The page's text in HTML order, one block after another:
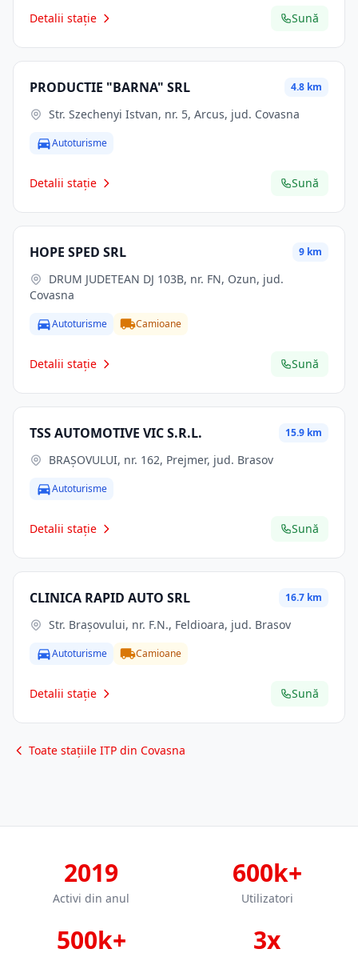
Detalii stație Sună
PRODUCTIE "BARNA" SRL 4.8 km
Str. Szechenyi Istvan, nr. 5, Arcus, jud. Covasna
Autoturisme
Detalii stație Sună
HOPE SPED SRL 9 km
Covasna
Autoturisme Camioane
Detalii stație Sună
TSS AUTOMOTIVE VIC S.R.L. 15.9 km
BRAŞOVULUI, nr. 162, Prejmer, jud. Brasov
Autoturisme
Detalii stație Sună
CLINICA RAPID AUTO SRL 16.7 km
Str. Braşovului, nr. F.N., Feldioara, jud. Brasov
Autoturisme Camioane
Detalii stație Sună
Toate stațiile ITP din Covasna
2019
Activi din anul
600k+
Utilizatori
500k+ 3x